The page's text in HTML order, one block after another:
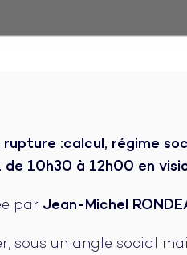
rupture :calcul, régime
de 10h30 à 12h00 en
par Jean-Michel
sous un angle social